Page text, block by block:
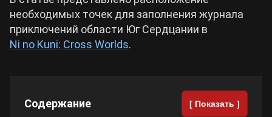
Hogwarts Legacy
Все игры
необходимых точек для заполнения журнала
приключений области Юг Сердцании в
Ni no Kuni: Cross Worlds.
Содержание [ Показать ]